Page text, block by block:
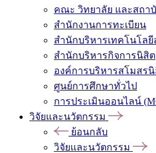
คณะ วิทยาลัย และสถา
สำนักงานการทะเบียน
สำนักบริหารเทคโนโลยี
สำนักบริหารกิจการนิสิต
องค์การบริหารสโมสร
ศูนย์การศึกษาทั่วไป
การประเมินออนไลน์
วิจัยและนวัตกรรม
ย้อนกลับ
วิจัยและนวัตกรรม